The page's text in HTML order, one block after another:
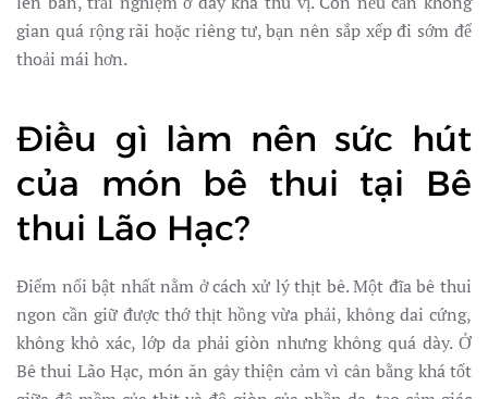
gian quá rộng rãi hoặc riêng tư, bạn nên sắp xếp đi sớm để
thoải mái hơn.
Điều gì làm nên sức hút
của món bê thui tại Bê
thui Lão Hạc?
Điểm nổi bật nhất nằm ở cách xử lý thịt bê. Một đĩa bê thui
ngon cần giữ được thớ thịt hồng vừa phải, không dai cứng,
không khô xác, lớp da phải giòn nhưng không quá dày. Ở
Bê thui Lão Hạc, món ăn gây thiện cảm vì cân bằng khá tốt